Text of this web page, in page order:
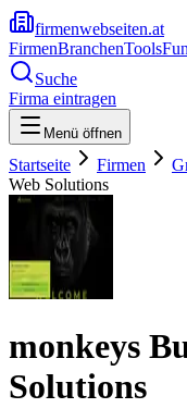
firmenwebseiten.at
FirmenBranchenTools
Suche
Firma eintragen
Menü öffnen
Startseite Firmen
Web Solutions
monkeys
Solutions